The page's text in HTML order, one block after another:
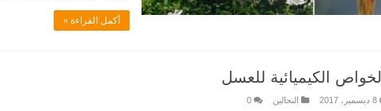
أكمل القراءة »
الخواص الكيميائية للعسل
8 ديسمبر، 2017 النحالين 0